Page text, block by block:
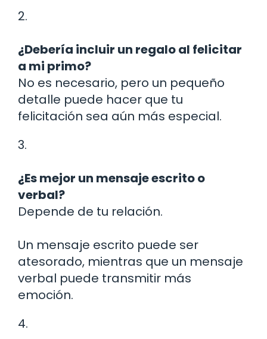
2.
¿Debería incluir un regalo al felicitar
a mi primo?
No es necesario, pero un pequeño
detalle puede hacer que tu
felicitación sea aún más especial.
3.
¿Es mejor un mensaje escrito o
verbal?
Depende de tu relación.
Un mensaje escrito puede ser
atesorado, mientras que un mensaje
verbal puede transmitir más
emoción.
4.